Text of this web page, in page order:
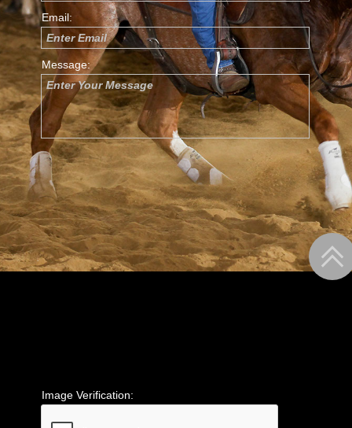
Email:
Enter Email
Message:
Enter Your Message
Image Verification: